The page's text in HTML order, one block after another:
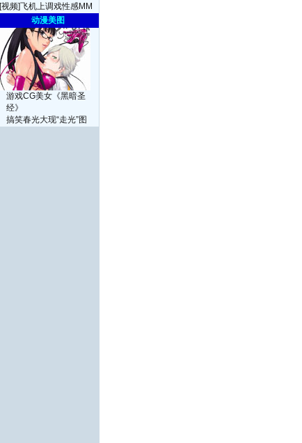
[视频]飞机上调戏性感MM
动漫美图
游戏CG美女《黑暗圣
经》
搞笑春光大现“走光”图